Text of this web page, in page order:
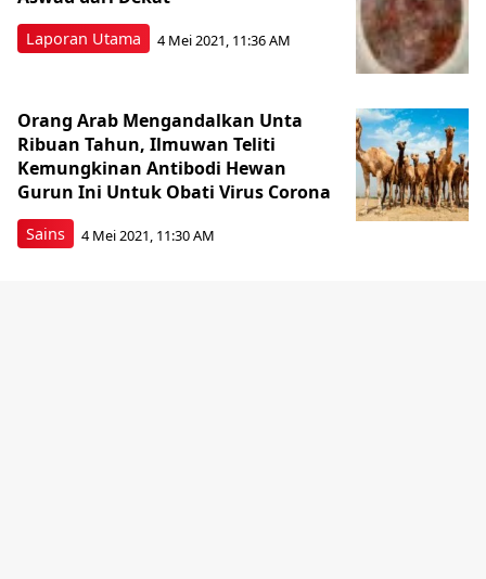
Laporan Utama 4 Mei 2021, 11:36 AM
Sains
Orang Arab Mengandalkan Unta
Ribuan Tahun, Ilmuwan Teliti
Kemungkinan Antibodi Hewan
Gurun Ini Untuk Obati Virus Corona
4 Mei 2021, 11:30 AM